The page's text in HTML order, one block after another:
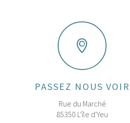
PASSEZ NOUS VOIR
Rue du Marché
85350 L'île d'Yeu